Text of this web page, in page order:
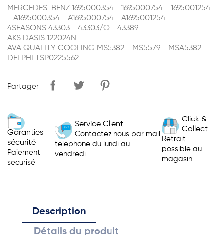
MERCEDES-BENZ 1695000354 - 1695000754 - 1695001254
- A1695000354 - A1695000754 - A1695001254
4SEASONS 43303 - 43303/O - 43389
AKS DASIS 122024N
AVA QUALITY COOLING MS5382 - MS5579 - MSA5382
DELPHI TSP0225562
Partager
Garanties
sécurité
Paiement
securisé
Service Client
Contactez nous par mail
telephone du lundi au
vendredi
Click &
Collect
Retrait
possible au
magasin
Description
Détails du produit